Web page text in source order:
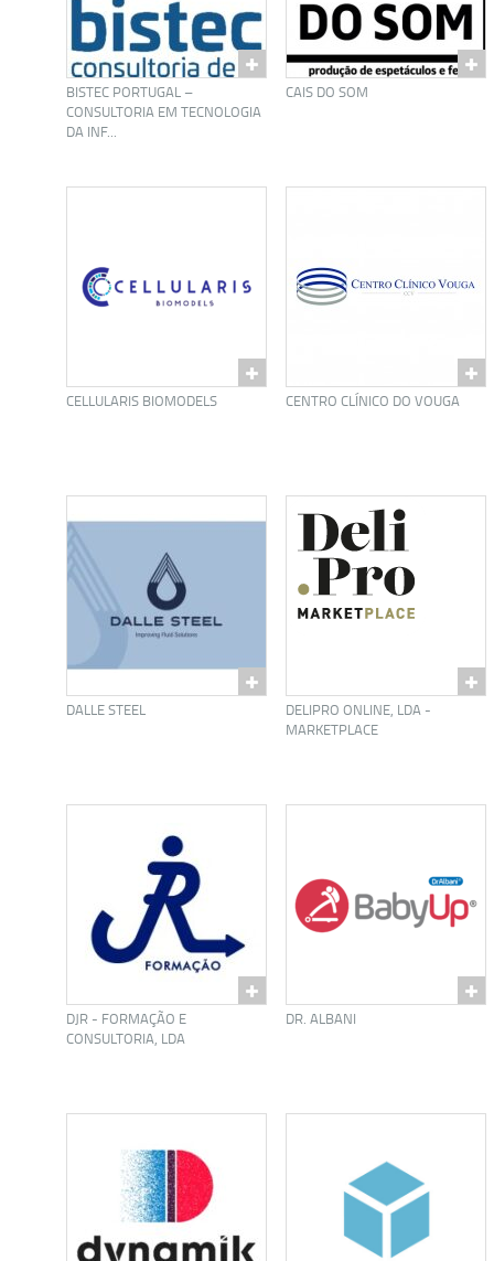
BISTEC PORTUGAL –
CONSULTORIA EM TECNOLOGIA
DA INF...
CAIS DO SOM
CELLULARIS BIOMODELS CENTRO CLÍNICO DO VOUGA
DALLE STEEL
DELIPRO ONLINE, LDA -
MARKETPLACE
DJR - FORMAÇÃO E
CONSULTORIA, LDA
DR. ALBANI